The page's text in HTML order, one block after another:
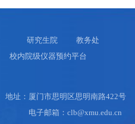
研究生院
教务处
校内院级仪器预约平台
地址：厦门市思明区思明南路422号
电子邮箱：clb@xmu.edu.cn